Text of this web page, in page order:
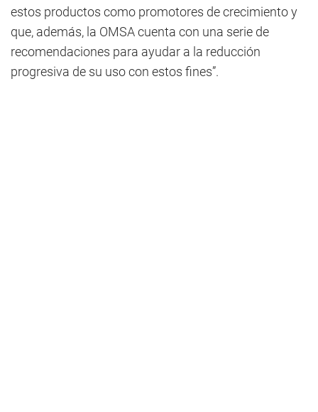
estos productos como promotores de crecimiento y
que, además, la OMSA cuenta con una serie de
recomendaciones para ayudar a la reducción
progresiva de su uso con estos fines”.